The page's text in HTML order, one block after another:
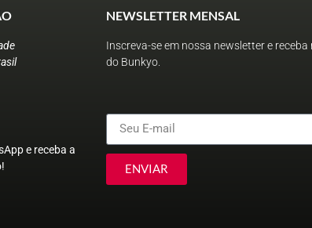
e receba a
NEWSLETTER MENSAL
Inscreva-se em nossa newsletter e
do Bunkyo.
ENVIAR